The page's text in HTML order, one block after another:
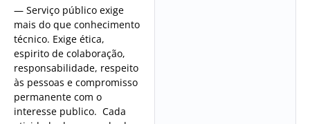
— Serviço público exige
mais do que conhecimento
técnico. Exige ética,
espirito de colaboração,
responsabilidade, respeito
às pessoas e compromisso
permanente com o
interesse publico. Cada